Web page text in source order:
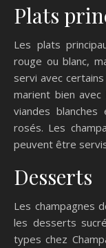
Plats
Les plats
rouge ou blanc,
servi avec
marient bien avec
viandes
rosés. Les
peuvent être
Desserts
Les champagnes
les desserts
types chez